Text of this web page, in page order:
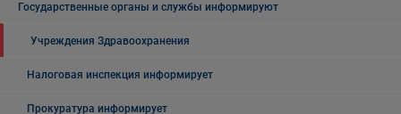
Государственные органы и службы информируют
Учреждения Здравоохранения
Налоговая инспекция информирует
Прокуратура информирует